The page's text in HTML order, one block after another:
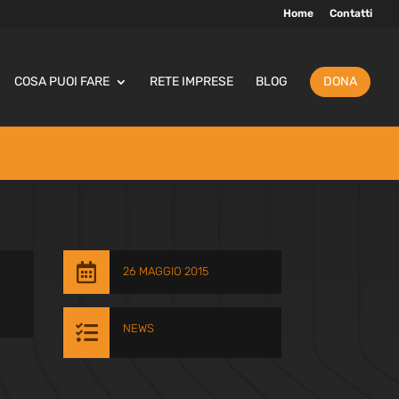
Home Contatti
COSA PUOI FARE RETE IMPRESE BLOG DONA
 26 MAGGIO 2015
 NEWS